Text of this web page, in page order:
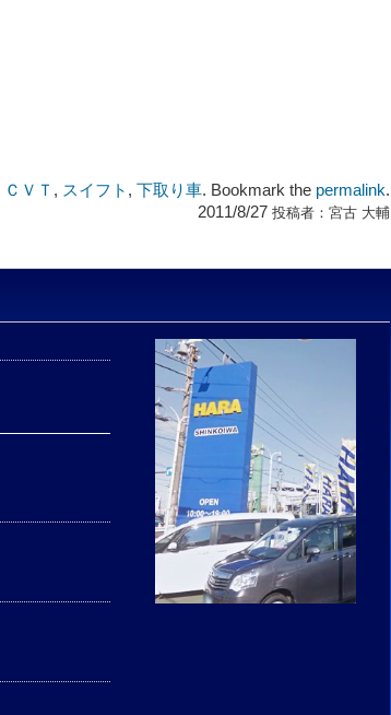
ＣＶＴ , スイフト , 下取り車. Bookmark the permalink.
2011/8/27 投稿者： 宮古 大輔